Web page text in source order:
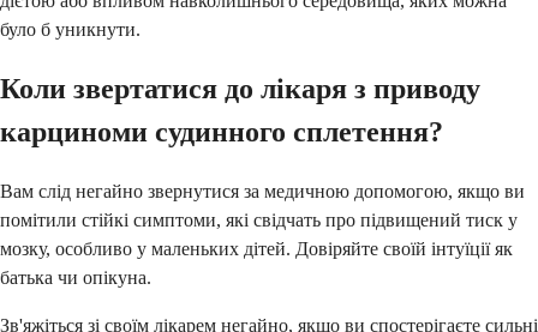
було б уникнути.
Коли звертатися до лікаря з приводу
карциноми судинного сплетення?
Вам слід негайно звернутися за медичною допомогою, якщо ви
помітили стійкі симптоми, які свідчать про підвищений тиск у
мозку, особливо у маленьких дітей. Довіряйте своїй інтуїції як
батька чи опікуна.
Зв'яжіться зі своїм лікарем негайно, якщо ви спостерігаєте сильні